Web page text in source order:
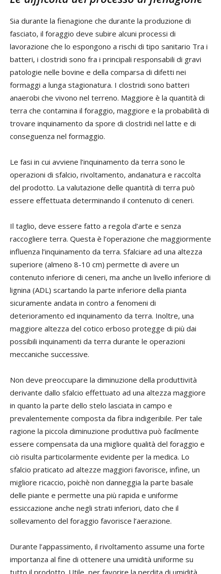
Sia durante la fienagione che durante la produzione di
fasciato, il foraggio deve subire alcuni processi di
lavorazione che lo espongono a rischi di tipo sanitario Tra i
batteri, i clostridi sono fra i principali responsabili di gravi
patologie nelle bovine e della comparsa di difetti nei
formaggi a lunga stagionatura. I clostridi sono batteri
anaerobi che vivono nel terreno. Maggiore è la quantità di
terra che contamina il foraggio, maggiore e la probabilità di
trovare inquinamento da spore di clostridi nel latte e di
conseguenza nel formaggio.
Le fasi in cui avviene l’inquinamento da terra sono le
operazioni di sfalcio, rivoltamento, andanatura e raccolta
del prodotto. La valutazione delle quantità di terra può
essere effettuata determinando il contenuto di ceneri.
Il taglio, deve essere fatto a regola d’arte e senza
raccogliere terra. Questa è l’operazione che maggiormente
influenza l’inquinamento da terra. Sfalciare ad una altezza
superiore (almeno 8-10 cm) permette di avere un
contenuto inferiore di ceneri, ma anche un livello inferiore di
lignina (ADL) scartando la parte inferiore della pianta
sicuramente andata in contro a fenomeni di
deterioramento ed inquinamento da terra. Inoltre, una
maggiore altezza del cotico erboso protegge di più dai
possibili inquinamenti da terra durante le operazioni
meccaniche successive.
Non deve preoccupare la diminuzione della produttività
derivante dallo sfalcio effettuato ad una altezza maggiore
in quanto la parte dello stelo lasciata in campo e
prevalentemente composta da fibra indigeribile. Per tale
ragione la piccola diminuzione produttiva può facilmente
essere compensata da una migliore qualità del foraggio e
ciò risulta particolarmente evidente per la medica. Lo
sfalcio praticato ad altezze maggiori favorisce, infine, un
migliore ricaccio, poichè non danneggia la parte basale
delle piante e permette una più rapida e uniforme
essiccazione anche negli strati inferiori, dato che il
sollevamento del foraggio favorisce l’aerazione.
Durante l’appassimento, il rivoltamento assume una forte
importanza al fine di ottenere una umidità uniforme su